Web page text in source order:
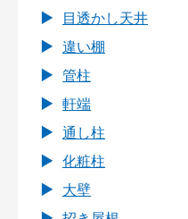
目透かし天井
違い棚
管柱
軒端
通し柱
化粧柱
大壁